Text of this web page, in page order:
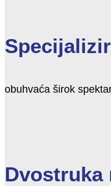
obuhvaća širok
Dvostruka